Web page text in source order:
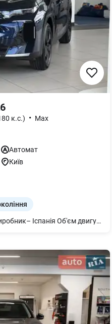
к.с.) • Max
Автомат
Київ
Рік виробництва: 2026 Країна виробник– Іспанія Об'єм двигуна – 1598 см3 Потужність двигуна – 132 кВт (180 к.с.) Максимальна швидкість – 215 км/год Тип Пального – Бензин Викид CO2: 162 г/км* Витрата палива у змішаному циклі – 7,2 л.